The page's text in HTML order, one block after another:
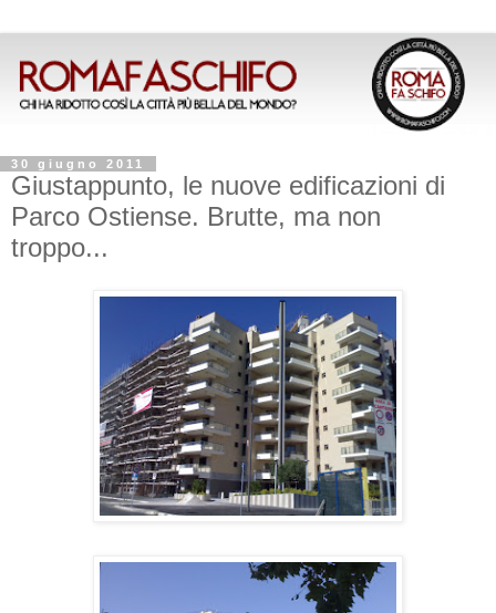
30 giugno 2011
Giustappunto, le nuove edificazioni di
Parco Ostiense. Brutte, ma non
troppo...